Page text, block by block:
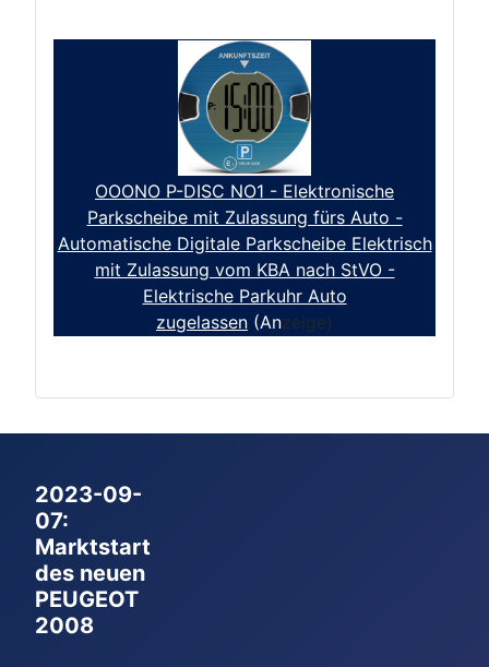
OOONO P-DISC NO1 - Elektronische
Parkscheibe mit Zulassung fürs Auto -
Automatische Digitale Parkscheibe Elektrisch
mit Zulassung vom KBA nach StVO -
Elektrische Parkuhr Auto
zugelassen (Anzeige)
2023-09-
07:
Marktstart
des neuen
PEUGEOT
2008